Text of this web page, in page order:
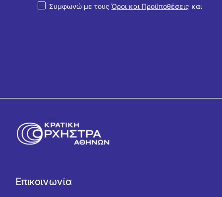
Συμφωνώ με τους Όροι και Προϋποθέσεις και
Επικοινωνία